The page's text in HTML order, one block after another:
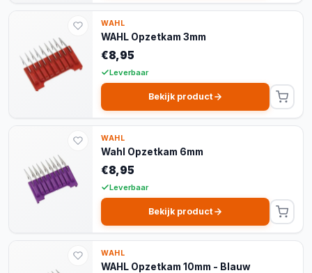
WAHL
WAHL Opzetkam 3mm
€8,95
Leverbaar
Bekijk product
WAHL
Wahl Opzetkam 6mm
€8,95
Leverbaar
Bekijk product
WAHL
WAHL Opzetkam 10mm - Blauw